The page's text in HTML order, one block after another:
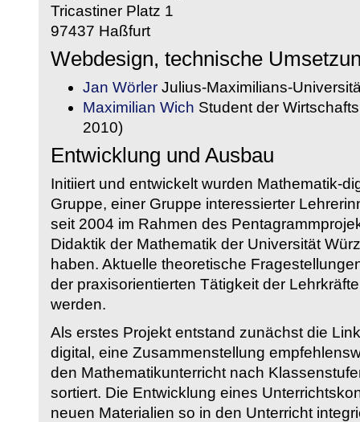
Tricastiner Platz 1
97437 Haßfurt
Webdesign, technische
Jan Wörler Julius-Maximilians-
Maximilian Wich Student der
2010)
Entwicklung und Ausbau
Initiiert und entwickelt wurden Mathematik-
Gruppe, einer Gruppe interessierter
seit 2004 im Rahmen des
Didaktik der Mathematik der Universität
haben. Aktuelle theoretische
der praxisorientierten Tätigkeit der
werden.
Als erstes Projekt entstand zunächst die
digital, eine Zusammenstellung
den Mathematikunterricht nach
sortiert. Die Entwicklung eines
neuen Materialien so in den Unterricht